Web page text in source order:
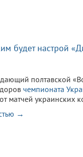
будет настрой
полтавской
чемпионата
матчей украинских
→